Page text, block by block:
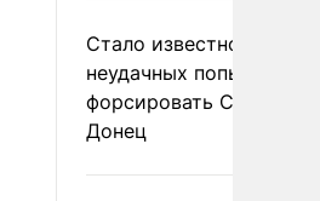
Стало известно о
неудачных попытках
форсировать
Донец